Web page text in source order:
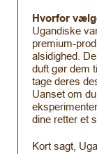
Hvorfor
Ugandiske
premium-
alsidighed.
duft gør dem
tage deres
Uanset om
dine retter et
Kort sagt,